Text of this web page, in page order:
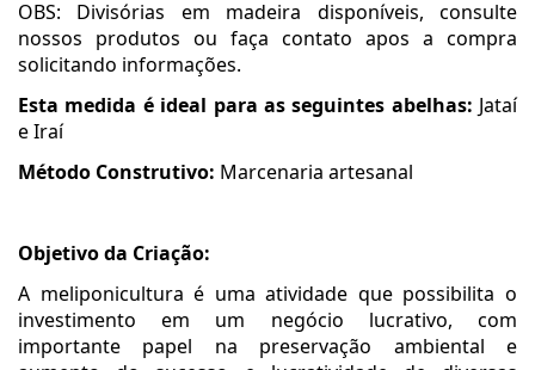
OBS: Divisórias em madeira disponíveis, consulte
nossos produtos ou faça contato apos a compra
solicitando informações.
Esta medida é ideal para as seguintes abelhas: Jataí
e Iraí
Método Construtivo: Marcenaria artesanal
Objetivo da Criação:
A meliponicultura é uma atividade que possibilita o
investimento em um negócio lucrativo, com
importante papel na preservação ambiental e